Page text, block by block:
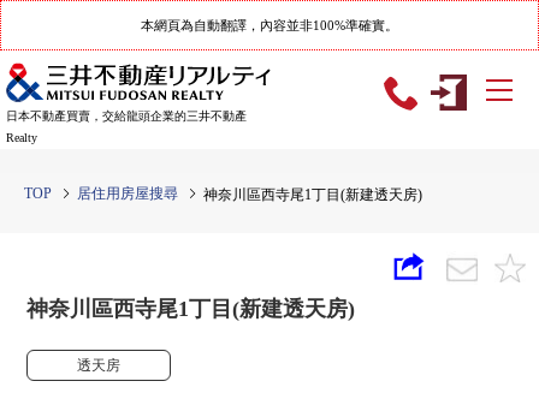
本網頁為自動翻譯，內容並非100%準確實。
日本不動產買賣，交給龍頭企業的三井不動產
Realty
TOP 居住用房屋搜尋 神奈川區西寺尾1丁目(新建透天房)
神奈川區西寺尾1丁目(新建透天房)
透天房